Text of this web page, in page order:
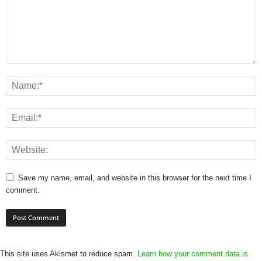
Save my name, email, and website in this browser for the next time I
comment.
This site uses Akismet to reduce spam. Learn how your comment data is